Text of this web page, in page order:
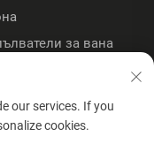
за вана
our services. If you
cookies.